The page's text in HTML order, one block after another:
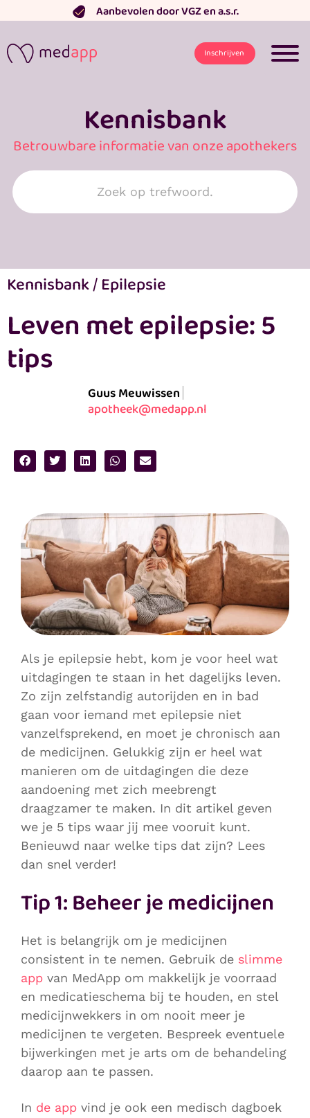
naar
de
inhoud
Aanbevolen door VGZ en a.s.r.
Inschrijven
Kennisbank
Betrouwbare informatie van onze apothekers
Search
for:
Kennisbank/Epilepsie
Leven met epilepsie: 5
tips
Guus Meuwissen
apotheek@medapp.nl
Als je epilepsie hebt, kom je voor heel wat
uitdagingen te staan in het dagelijks leven.
Zo zijn zelfstandig autorijden en in bad
gaan voor iemand met epilepsie niet
vanzelfsprekend, en moet je chronisch aan
de medicijnen. Gelukkig zijn er heel wat
manieren om de uitdagingen die deze
aandoening met zich meebrengt
draagzamer te maken. In dit artikel geven
we je 5 tips waar jij mee vooruit kunt.
Benieuwd naar welke tips dat zijn? Lees
dan snel verder!
Tip 1: Beheer je medicijnen
Het is belangrijk om je medicijnen
consistent in te nemen. Gebruik de slimme
app van MedApp om makkelijk je voorraad
en medicatieschema bij te houden, en stel
medicijnwekkers in om nooit meer je
medicijnen te vergeten. Bespreek eventuele
bijwerkingen met je arts om de behandeling
daarop aan te passen.
In de app vind je ook een medisch dagboek